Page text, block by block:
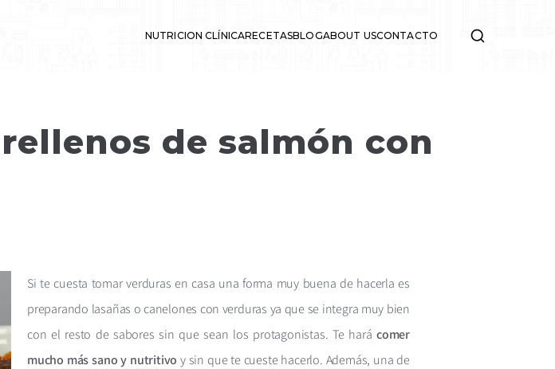
NUTRICION CLÍNICARECETASBLOGABOUT USCONTACTO
de salmón con
Si te cuesta tomar verduras en casa una forma muy buena de hacerla es
preparando lasañas o canelones con verduras ya que se integra muy bien
con el resto de sabores sin que sean los protagonistas. Te hará comer
mucho más sano y nutritivo y sin que te cueste hacerlo. Además, una de